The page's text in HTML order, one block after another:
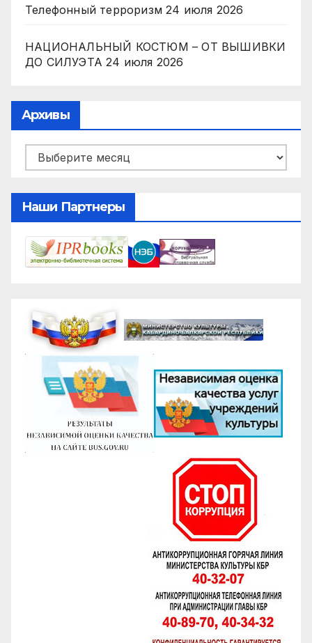
Телефонный терроризм 24 июля 2026
НАЦИОНАЛЬНЫЙ КОСТЮМ – ОТ ВЫШИВКИ
ДО СИЛУЭТА 24 июля 2026
Архивы
Архивы
Наши Партнеры